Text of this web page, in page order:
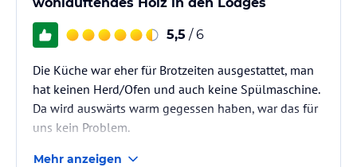
5,5 / 6
Die Küche war eher für Brotzeiten ausgestattet, man
hat keinen Herd/Ofen und auch keine Spülmaschine.
Da wird auswärts warm gegessen haben, war das für
uns kein Problem.
Mehr anzeigen